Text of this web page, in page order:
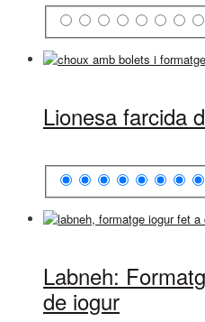
Lionesa farcida
Labneh:
de iogur